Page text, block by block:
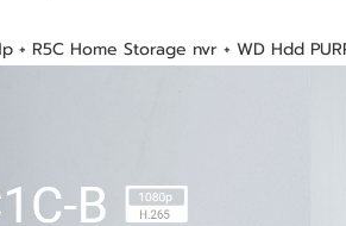
+ R5C Home Storage nvr + WD Hdd